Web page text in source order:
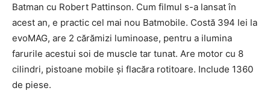
Batman cu Robert Pattinson. Cum filmul s-a lansat în
acest an, e practic cel mai nou Batmobile. Costă 394 lei la
evoMAG, are 2 cărămizi luminoase, pentru a ilumina
farurile acestui soi de muscle tar tunat. Are motor cu 8
cilindri, pistoane mobile şi flacăra rotitoare. Include 1360
de piese.